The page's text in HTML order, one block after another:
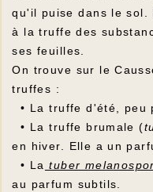
qu'il puise dans le
à la truffe des
ses feuilles.
On trouve sur le
truffes :
• La truffe d'été, peu
• La truffe brumale (
en hiver. Elle a un
• La tuber
au parfum subtils.